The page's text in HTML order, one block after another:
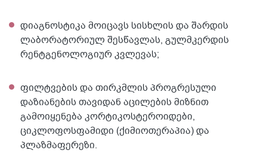
დიაგნოსტიკა მოიცავს სისხლის და შარდის
ლაბორატორიულ შესწავლას, გულმკერდის
რენტგენოლოგიურ კვლევას;
ფილტვების და თირკმლის პროგრესული
დაზიანების თავიდან აცილების მიზნით
გამოიყენება კორტიკოსტეროიდები,
ციკლოფოსფამიდი (ქიმიოთერაპია) და
პლაზმაფერეზი.